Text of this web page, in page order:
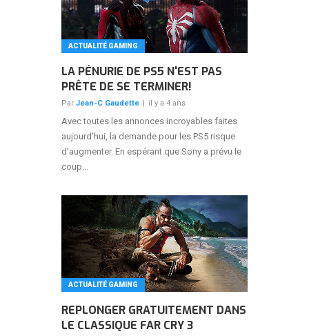
ACTUALITÉ GAMING
LA PÉNURIE DE PS5 N'EST PAS
PRÊTE DE SE TERMINER!
Par Jean-C Gaudette | il y a 4 ans
Avec toutes les annonces incroyables faites
aujourd'hui, la demande pour les PS5 risque
d'augmenter. En espérant que Sony a prévu le
coup...
ACTUALITÉ GAMING
REPLONGER GRATUITEMENT DANS
LE CLASSIQUE FAR CRY 3